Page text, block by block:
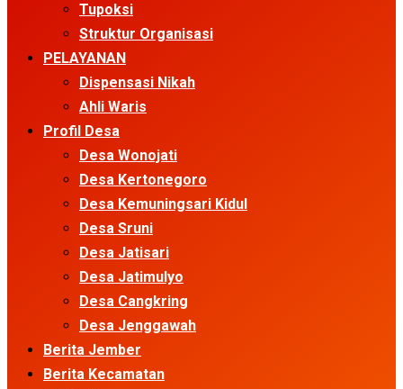
Tupoksi
Struktur Organisasi
PELAYANAN
Dispensasi Nikah
Ahli Waris
Profil Desa
Desa Wonojati
Desa Kertonegoro
Desa Kemuningsari Kidul
Desa Sruni
Desa Jatisari
Desa Jatimulyo
Desa Cangkring
Desa Jenggawah
Berita Jember
Berita Kecamatan